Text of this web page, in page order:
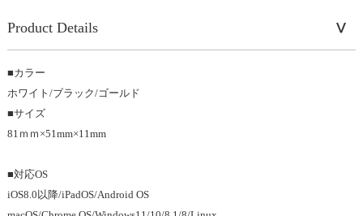
Product Details
■カラー
ホワイト/ブラック/ゴールド
■サイズ
81ｍｍ×51mm×11mm
■対応OS
iOS8.0以降/iPadOS/Android OS